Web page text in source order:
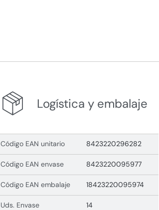
Logística y embalaje
Código EAN unitario 8423220296282
Código EAN envase 8423220095977
Código EAN embalaje 18423220095974
Uds. Envase 14